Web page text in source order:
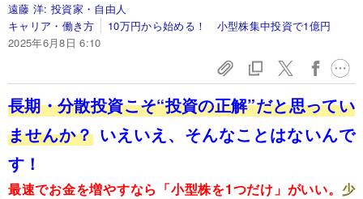
遠藤 洋: 投資家・自由人
キャリア・働き方
10万円から始める！ 小型株集中投資で1億円
2025年6月8日 6:10
長期・分散投資こそ“投資の正解”だと思ってい
ませんか？ いえいえ、そんなことはないんで
す！
最速でお金を増やすなら「小型株を1つだけ」がいい。 少